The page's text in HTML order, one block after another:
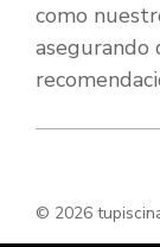
como
asegurando
© 2026